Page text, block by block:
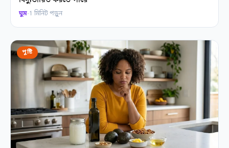
ঘুম·1 মিনিট পড়ুন
পুষ্টি